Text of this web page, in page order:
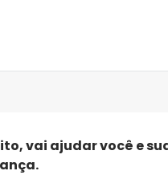
vai ajudar você e